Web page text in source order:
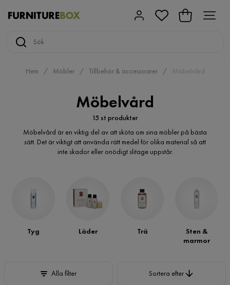
Hem Möbler Tillbehör & accessoarer Möbelvård
Möbelvård
15 st produkter
Möbelvård är en viktig del av att sköta om sina möbler på bästa
sätt. Det är viktigt att använda rätt medel för olika material så att
inte skador eller onödigt slitage uppstår.
Tyg Läder Trä
Sten &
marmor
Alla filter Sortera efter